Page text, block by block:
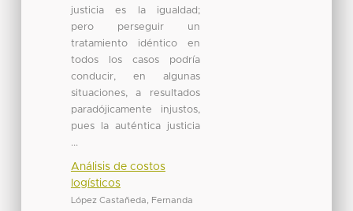
justicia es la igualdad;
pero perseguir un
tratamiento idéntico en
todos los casos podría
conducir, en algunas
situaciones, a resultados
paradójicamente injustos,
pues la auténtica justicia
...
Análisis de costos
logísticos
López Castañeda, Fernanda